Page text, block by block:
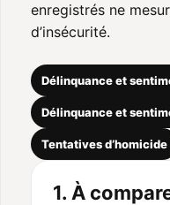
enregistrés ne
d’insécurité.
Délinquance et
Délinquance et
Tentatives d’homicide
1. À